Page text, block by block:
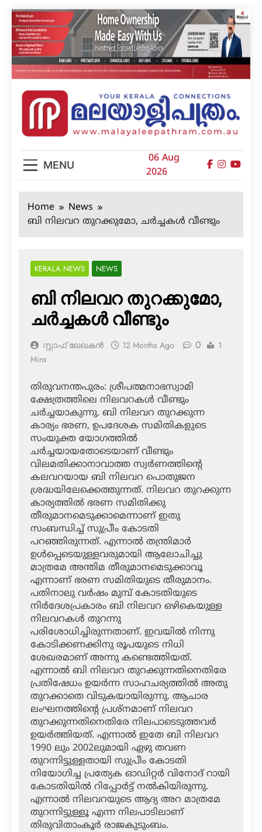
Skip
to
content
മലയാളിപത്രം
MENU
06 Aug
2026
Home
News
ബി നിലവറ തുറക്കുമോ, ചര്‍ച്ചകള്‍ വീണ്ടും
KERALA NEWS NEWS
ബി നിലവറ തുറക്കുമോ,
ചര്‍ച്ചകള്‍ വീണ്ടും
സ്റ്റാഫ് ലേഖകൻ 12 Months Ago 0
1
Mins
തിരുവനന്തപുരം: ശ്രീപത്മനാഭസ്വാമി
ക്ഷേത്രത്തിലെ നിലവറകള്‍ വീണ്ടും
ചര്‍ച്ചയാകുന്നു. ബി നിലവറ തുറക്കുന്ന
കാര്യം ഭരണ, ഉപദേശക സമിതികളുടെ
സംയുക്ത യോഗത്തില്‍
ചര്‍ച്ചയായതോടെയാണ് വീണ്ടും
വിലമതിക്കാനാവാത്ത സ്വര്‍ണത്തിന്റെ
കലവറയായ ബി നിലവറ പൊതുജന
ശ്രദ്ധയിലേക്കെത്തുന്നത്. നിലവറ തുറക്കുന്ന
കാര്യത്തില്‍ ഭരണ സമിതിക്കു
തീരുമാനമെടുക്കാമെന്നാണ് ഇതു
സംബന്ധിച്ച് സുപ്രീം കോടതി
പറഞ്ഞിരുന്നത്. എന്നാല്‍ തന്ത്രിമാര്‍
ഉള്‍പ്പെടെയുള്ളവരുമായി ആലോചിച്ചു
മാത്രമേ അന്തിമ തീരുമാനമെടുക്കാവൂ
എന്നാണ് ഭരണ സമിതിയുടെ തീരുമാനം.
പതിനാലു വര്‍ഷം മുമ്പ് കോടതിയുടെ
നിര്‍ദേശപ്രകാരം ബി നിലവറ ഒഴികെയുള്ള
നിലവറകള്‍ തുറന്നു
പരിശോധിച്ചിരുന്നതാണ്. ഇവയില്‍ നിന്നു
കോടിക്കണക്കിനു രൂപയുടെ നിധി
ശേഖരമാണ് അന്നു കണ്ടെത്തിയത്.
എന്നാല്‍ ബി നിലവറ തുറക്കുന്നതിനെതിരേ
പ്രതിഷേധം ഉയര്‍ന്ന സാഹചര്യത്തില്‍ അതു
തുറക്കാതെ വിടുകയായിരുന്നു. ആചാര
ലംഘനത്തിന്റെ പ്രശ്‌നമാണ് നിലവറ
തുറക്കുന്നതിനെതിരേ നിലപാടെടുത്തവര്‍
ഉയര്‍ത്തിയത്. എന്നാല്‍ ഇതേ ബി നിലവറ
1990 ലും 2002ലുമായി ഏഴു തവണ
തുറന്നിട്ടുള്ളതായി സുപ്രീം കോടതി
നിയോഗിച്ച പ്രത്യേക ഓഡിറ്റര്‍ വിനോദ് റായി
കോടതിയില്‍ റിപ്പോര്‍ട്ട് നല്‍കിയിരുന്നു.
എന്നാല്‍ നിലവറയുടെ ആദ്യ അറ മാത്രമേ
തുറന്നിട്ടുള്ളൂ എന്ന നിലപാടിലാണ്
തിരുവിതാംകൂര്‍ രാജകുടുംബം.